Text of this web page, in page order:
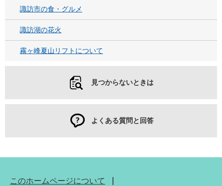
諏訪市の食・グルメ
諏訪湖の花火
霧ヶ峰夏山リフトについて
見つからないときは
よくある質問と回答
このホームページについて